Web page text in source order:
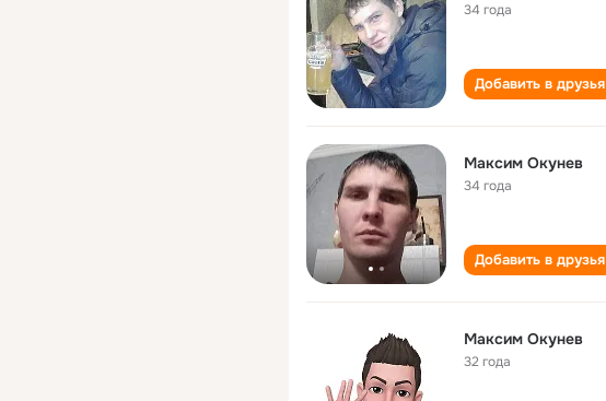
34 года
Добавить в друзья
Максим Окунев
34 года
Добавить в друзья
Максим Окунев
32 года